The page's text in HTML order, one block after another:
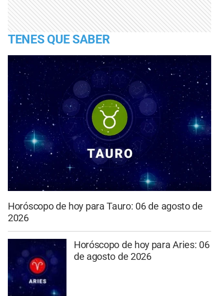
TENES QUE SABER
Horóscopo de hoy para Tauro: 06 de agosto de
2026
Horóscopo de hoy para Aries: 06
de agosto de 2026